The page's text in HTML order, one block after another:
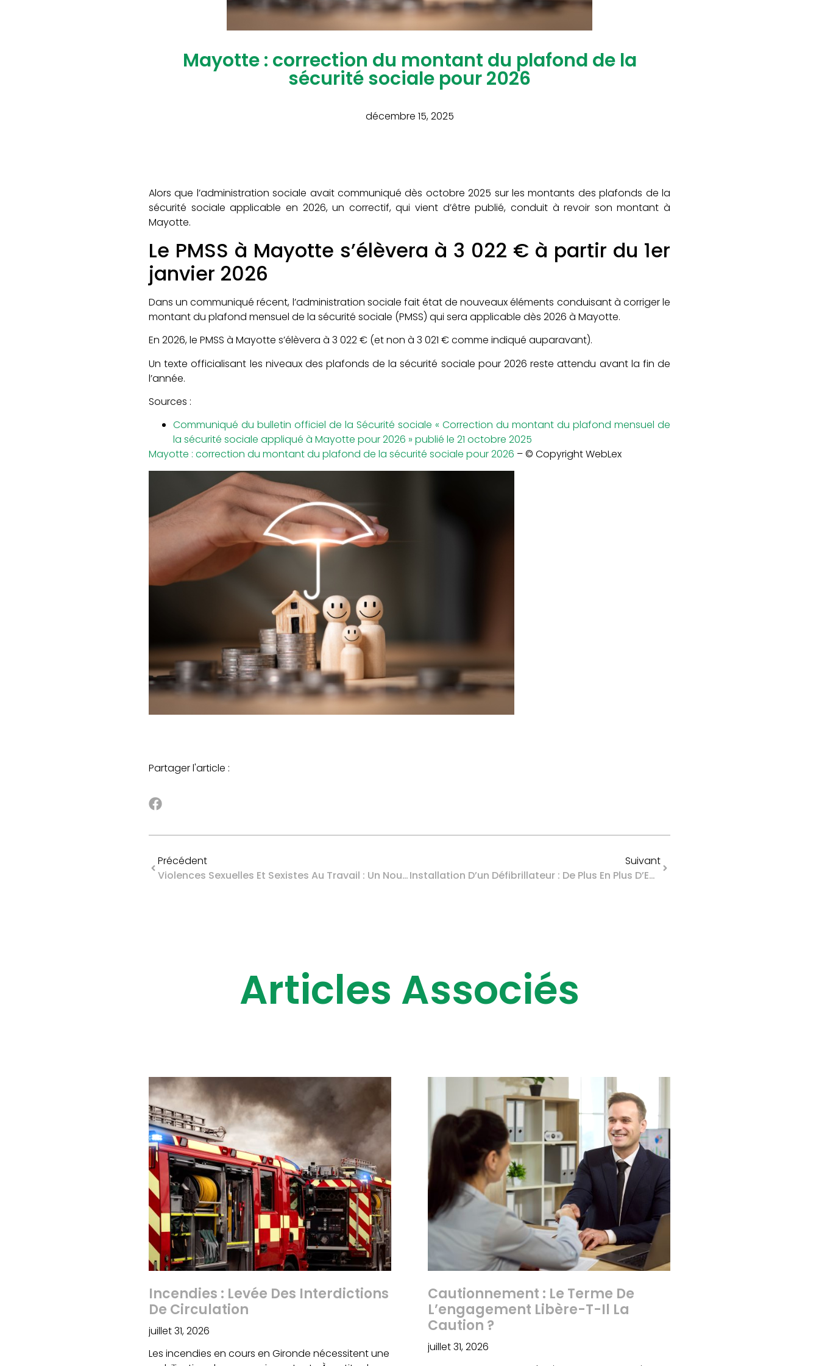
Mayotte : correction du montant du plafond de la
sécurité sociale pour 2026
décembre 15, 2025
Alors que l’administration sociale avait communiqué dès octobre 2025 sur les montants des plafonds de la
sécurité sociale applicable en 2026, un correctif, qui vient d’être publié, conduit à revoir son montant à
Mayotte.
Le PMSS à Mayotte s’élèvera à 3 022 € à partir du 1er
janvier 2026
Dans un communiqué récent, l’administration sociale fait état de nouveaux éléments conduisant à corriger le
montant du plafond mensuel de la sécurité sociale (PMSS) qui sera applicable dès 2026 à Mayotte.
En 2026, le PMSS à Mayotte s’élèvera à 3 022 € (et non à 3 021 € comme indiqué auparavant).
Un texte officialisant les niveaux des plafonds de la sécurité sociale pour 2026 reste attendu avant la fin de
l’année.
Sources :
Communiqué du bulletin officiel de la Sécurité sociale « Correction du montant du plafond mensuel de
la sécurité sociale appliqué à Mayotte pour 2026 » publié le 21 octobre 2025
Mayotte : correction du montant du plafond de la sécurité sociale pour 2026 – © Copyright WebLex
Partager l'article :
Précédent
Violences Sexuelles Et Sexistes Au Travail : Un Nouveau Kit De Prévention
Suivant
Installation D’un Défibrillateur : De Plus En Plus D’ERP Concernés
Articles Associés
Incendies : Levée Des Interdictions
De Circulation
juillet 31, 2026
Les incendies en cours en Gironde nécessitent une
Cautionnement : Le Terme De
L’engagement Libère-T-Il La
Caution ?
juillet 31, 2026